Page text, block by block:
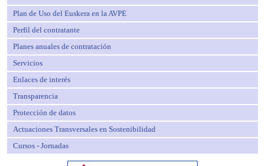
Plan de Uso del Euskera en la AVPE
Perfil del contratante
Planes anuales de contratación
Servicios
Enlaces de interés
Transparencia
Protección de datos
Actuaciones Transversales en Sostenibilidad
Cursos - Jornadas